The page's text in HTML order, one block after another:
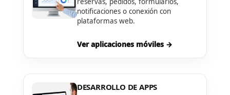
notificaciones o conexión con
plataformas web.
Ver aplicaciones móviles →
DESARROLLO DE APPS